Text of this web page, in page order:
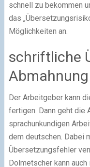
schnell zu bekommen
das
Möglichkeiten an.
schriftliche
Abmahnung
Der Arbeitgeber kann
fertigen. Dann geht die
sprachunkundigen
dem deutschen. Dabei
Übersetzungsfehler
Dolmetscher kann auch